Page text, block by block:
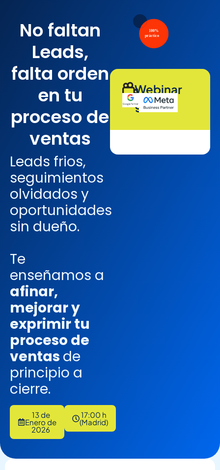
No faltan
Leads,
falta orden
en tu
proceso de
ventas
Leads frios,
seguimientos
olvidados y
oportunidades
sin dueño.
Te
enseñamos a
afinar,
mejorar y
exprimir tu
proceso de
ventas de
principio a
cierre.
13 de
Enero de
2026
17:00 h
(Madrid)
Webinar
gratis